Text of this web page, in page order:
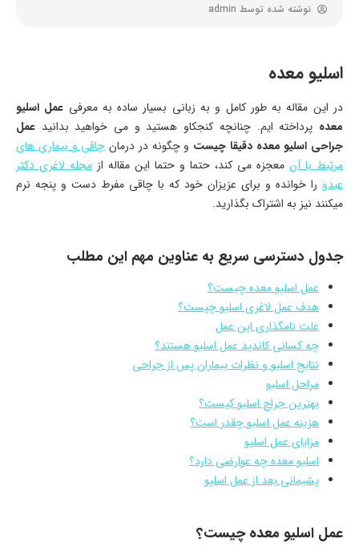
نوشته شده توسط admin
اسلیو معده
در این مقاله به طور کامل و به زبانی بسیار ساده به معرفی عمل اسلیو
معده پرداخته ایم. چنانچه کنجکاو هستید و می خواهید بدانید عمل
جراحی اسلیو معده دقیقا چیست و چگونه در درمانچاقی و بیماری های
مرتبط با آن معجزه می کند، حتما و حتما این مقاله از مجله لاغری دکتر
عبدو را خوانده و برای عزیزان خود که با چاقی مفرط دست و پنجه نرم
میکنند نیز به اشتراک بگذارید.
جدول دسترسی سریع به عناوین مهم این مطلب
عمل اسلیو معده چیست؟
هدف عمل لاغری اسلیو چیست؟
علت نامگذاری این عمل
چه کسانی کاندید عمل اسلیو هستند؟
نتایج اسلیو و نظرات بیماران پس از جراحی
مراحل اسلیو
بهترین جراح اسلیو کیست؟
هزینه عمل اسلیو چقدر است؟
مزایای عمل اسلیو
اسلیو معده چه عوارضی دارد؟
پشیمانی بعد از عمل اسلیو
عمل اسلیو معده چیست؟